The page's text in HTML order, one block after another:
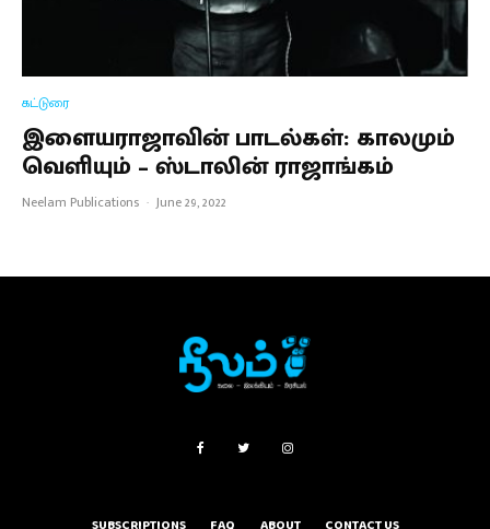
கட்டுரை
இளையராஜாவின் பாடல்கள்: காலமும்
வெளியும் – ஸ்டாலின் ராஜாங்கம்
Neelam Publications · June 29, 2022